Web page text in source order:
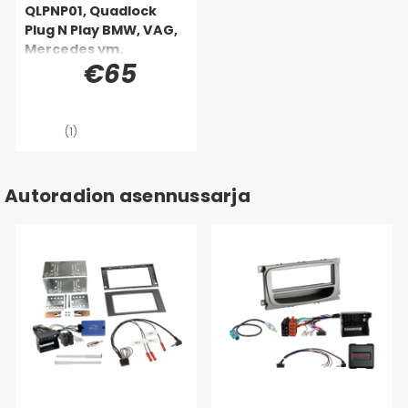
QLPNP01, Quadlock
Plug N Play BMW, VAG,
Mercedes ym.
€65
(1)
Autoradion asennussarja